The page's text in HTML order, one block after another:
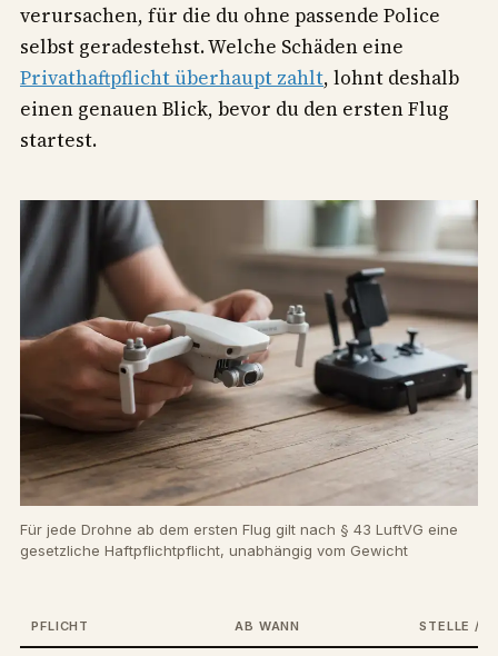
verursachen, für die du ohne passende Police
selbst geradestehst. Welche Schäden eine
Privathaftpflicht überhaupt zahlt, lohnt deshalb
einen genauen Blick, bevor du den ersten Flug
startest.
Für jede Drohne ab dem ersten Flug gilt nach § 43 LuftVG eine
gesetzliche Haftpflichtpflicht, unabhängig vom Gewicht
PFLICHT AB WANN STELLE /